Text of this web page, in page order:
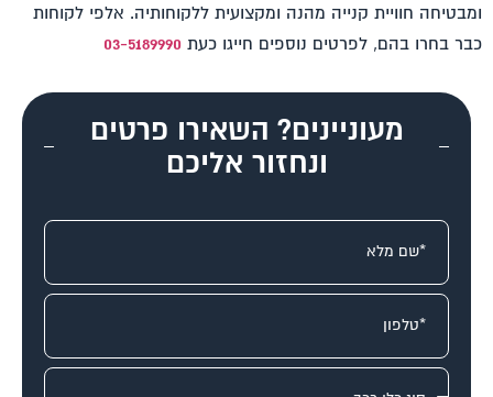
ומבטיחה חוויית קנייה מהנה ומקצועית ללקוחותיה. אלפי לקוחות
כבר בחרו בהם, לפרטים נוספים חייגו כעת 03-5189990
מעוניינים? השאירו פרטים
ונחזור אליכם